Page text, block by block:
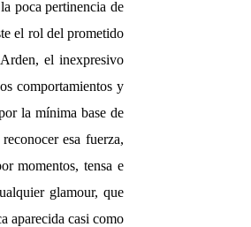
poca pertinencia de
el rol del prometido
el inexpresivo
comportamientos y
la mínima base de
esa fuerza,
momentos, tensa e
glamour, que
aparecida casi como